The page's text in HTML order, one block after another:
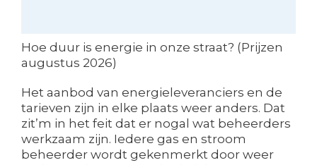
Hoe duur is energie in onze straat? (Prijzen
augustus 2026)
Het aanbod van energieleveranciers en de
tarieven zijn in elke plaats weer anders. Dat
zit’m in het feit dat er nogal wat beheerders
werkzaam zijn. Iedere gas en stroom
beheerder wordt gekenmerkt door weer